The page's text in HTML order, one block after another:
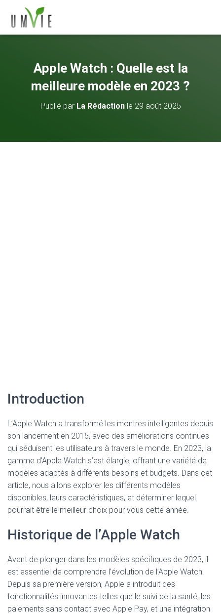
Apple Watch : Quelle est la
meilleure modèle en 2023 ?
Publié par La Rédactionle 29 août 2025
Introduction
L’Apple Watch a transformé les montres intelligentes depuis
son lancement en 2015, avec des améliorations continues
qui séduisent les utilisateurs à travers le monde. En 2023, la
gamme d’Apple Watch s’est élargie, offrant une variété de
modèles adaptés à différents besoins et budgets. Dans cet
article, nous allons explorer les différents modèles
disponibles, leurs caractéristiques, et déterminer lequel
pourrait être le meilleur choix pour vous cette année.
Historique de l’Apple Watch
Avant de plonger dans les modèles spécifiques de 2023, il
est essentiel de comprendre l’évolution de l’Apple Watch.
Depuis sa première version, Apple a introduit des
fonctionnalités innovantes telles que le suivi de la santé, les
paiements sans contact avec Apple Pay, et une intégration